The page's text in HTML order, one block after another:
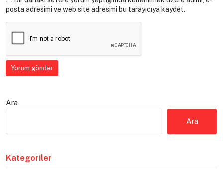
posta adresimi ve web site adresimi bu tarayıcıya kaydet.
Ara
Ara
Kategoriler